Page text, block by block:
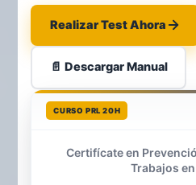
Realizar Test Ahora
📄 Descargar Manual
CURSO PRL 20H
Certifícate en
Trabajos